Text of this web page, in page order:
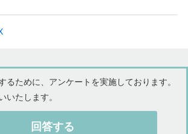
るために、アンケートを実施しております。
いたします。
回答する